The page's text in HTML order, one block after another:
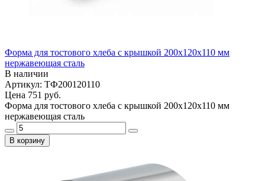
Форма для тостового хлеба с крышкой 200х120х110 мм
нержавеющая сталь
В наличии
Артикул: ТФ200120110
Цена 751 руб.
Форма для тостового хлеба с крышкой 200х120х110 мм
нержавеющая сталь
В корзину